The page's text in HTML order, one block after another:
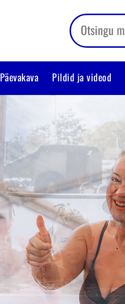
Päevakava Pildid ja videod